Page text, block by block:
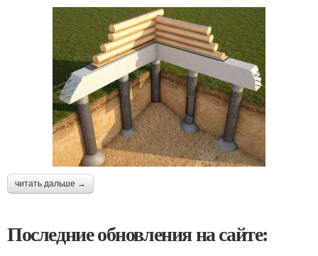
читать дальше →
Последние обновления на сайте: